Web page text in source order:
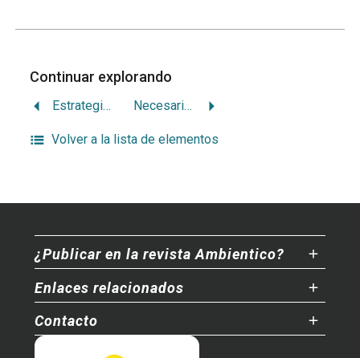
Continuar explorando
Estrategia de competitividad internacional anclada en el ambiente Necesaria incidencia del sector forestal privado en la política forestal
Volver a la lista de elementos
¿Publicar en la revista Ambientico?
Enlaces relacionados
Contacto